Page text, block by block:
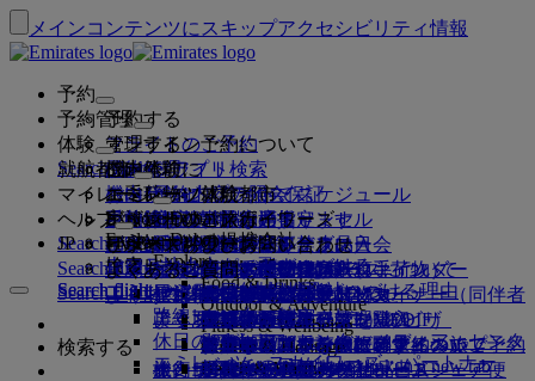
メインコンテンツにスキップアクセシビリティ情報
予約
予約する
フライトのご予約
フライト検索
フライト・スケジュール
お得な運賃
スペシャルオファー
ベストプライス・ファインダー
ご旅行の計画
ホテルの予約
ツアーとアクティビティ
旅行サービス
オンライン予約について
Emiratesアプリ
ベストプライス保証
事前座席指定
Emiratesアプリ
Search flight
予約管理
管理する
予約管理
予約内容の照会
ご予約のキャンセル
予約の変更
座席の事前指定
アップグレード
送迎サービスの管理
アクセシブルな旅行の予約
オンライン・チェックイン
ご出発前に
ご出発前に
旅行情報
機内持込み禁止品目
規約および注意事項
旅行中の健康アドバイス
医療情報フォーム（MEDIF）
お食事に関する情報
UAEへの持込み禁止品目
お手荷物
手荷物情報
手荷物情報
受託手荷物（預入れ手荷物）
機内持ち込み手荷物
追加手荷物許容量を購入
追加の受託手荷物許容量について
ドバイでの手荷物サービス
ビザおよびパスポート
ビザの要件をご確認ください
ビザとパスポート情報
米国渡航認証
アラブ首長国連邦（UAE）のビザ
Search flight
体験
機内体験
機内サービスについて
客室の特徴
ファーストクラス
ビジネスクラス
プレミアム・エコノミー
エコノミークラス
快適な機内
機内エンターテインメント
エミレーツ体験
ご旅行はここから始まります
エミレーツ体験
送迎サービス
エミレーツのサービス
季節の行事
非接触（コンタクトレス）の旅
エミレーツのラウンジ
家族連れのご旅行
ご家族でのご旅行
家族旅行のプランを練る
アナカンパニード・マイナー（同伴者
のないお子様）
妊娠中
手荷物許容量
Fly Better
ワンランク上を、飛びつづける。
ワンランク上を、飛びつづける理由
エミレーツについて
エミレーツについて
エミレーツ・ストーリー
メディア・センターメディア・センタ
ー Opens an external link in a new tab
Search flight
就航都市
エミレーツ就航都市
目的地
就航都市
アジア太平洋
北・中央・南アメリカ
アフリカ
ヨーロッパ
中東
Explore Dubai
Explore Dubai
Explore
Food & Drinks
Outdoor & Adventure
Fitness & Wellbeing
Culture & Heritage
Beach & Marine
エミレーツの提携会社
上空と地上のパートナー
エミレーツの提携会社
カンタス航空
flydubai
エミレーツ・スカイワーズ・パートナー
検索
エミレーツの目的地を見る
路線マップ
休日のアイデア
ビーチの目的地
Search flight
マイレージ
エミレーツ・スカイワーズ
エミレーツ・スカイワーズに入会
エミレーツ・スカイワーズについて
会員ティア
フライドバイ
キャッシュ+マイル
デジタル会員カード
ビジネスリワーズ
ビジネスリワーズに登録
ビジネスリワーズについて
ビジネスリワーズに登録
ビジネスリワーズにログイン
特典
Search flight
ヘルプ
サポートおよびお問い合わせ
サポートおよびお問い合わせ
サポートおよびお問い合わせ
変更またはキャンセル
ビザとパスポートに関するヘルプ
フィードバックとクレーム
よくあるご質問
よくある質問
よくある質問
お近くのエミレーツオフィスでご予約
当社ネットワークとコードシェア便
Search flight
JP
検索する